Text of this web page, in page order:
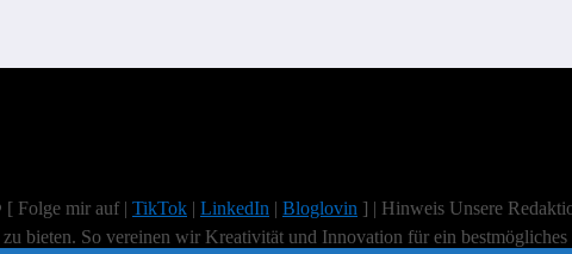
Folge mir auf | TikTok | LinkedIn | Bloglovin ] | Hinweis Unsere
bieten. So vereinen wir Kreativität und Innovation für ein bestmögliches